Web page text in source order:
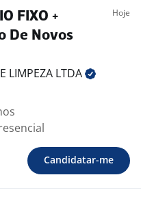
FIXO +
De Novos
Hoje
LIMPEZA LTDA
Candidatar-me